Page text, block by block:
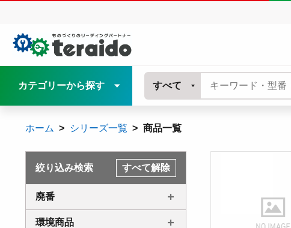
カテゴリーから探す すべて
ホーム シリーズ一覧 商品一覧
絞り込み検索 すべて解除
廃番
環境商品